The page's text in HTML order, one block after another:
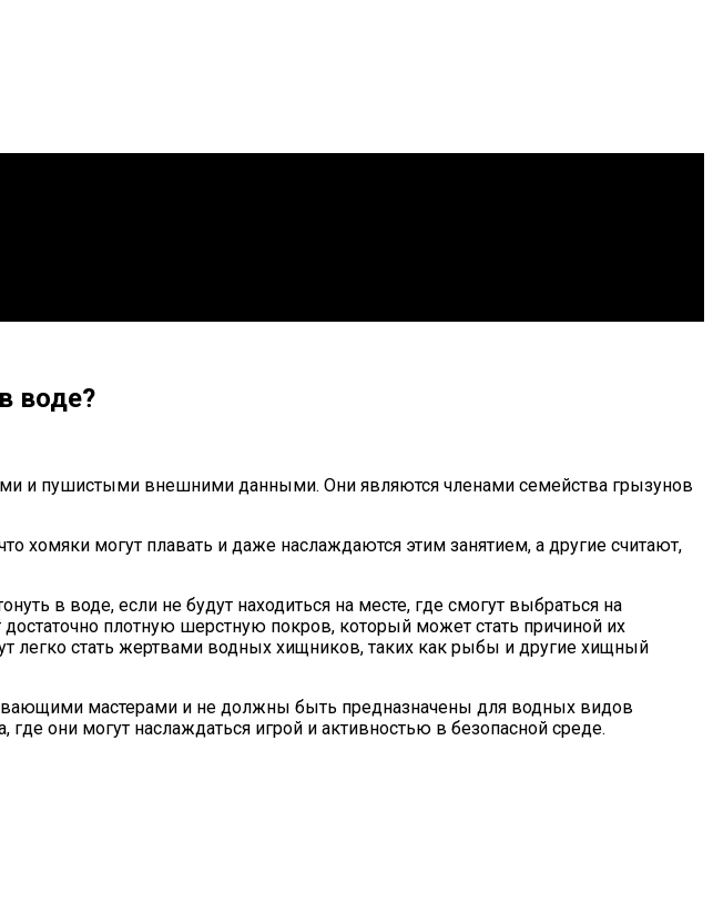
воде?
пушистыми внешними данными. Они являются членами семейства грызунов
хомяки могут плавать и даже наслаждаются этим занятием, а другие считают,
в воде, если не будут находиться на месте, где смогут выбраться на
плотную шерстную покров, который может стать причиной их
легко стать жертвами водных хищников, таких как рыбы и другие хищный
мастерами и не должны быть предназначены для водных видов
где они могут наслаждаться игрой и активностью в безопасной среде.